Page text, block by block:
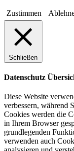
Zustimmen
Schließen
Datenschutz
Diese Website
verbessern, während
Cookies werden die
in Ihrem Browser
grundlegenden
verwenden auch